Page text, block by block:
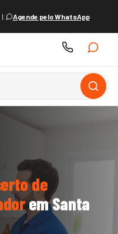
| Agende pelo WhatsApp
de
emSanta